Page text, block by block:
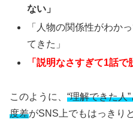
ない」
「人物の関係性がわか
てきた」
「説明なさすぎて1話で
このように、 “理解できた人
度差がSNS上でもはっきり